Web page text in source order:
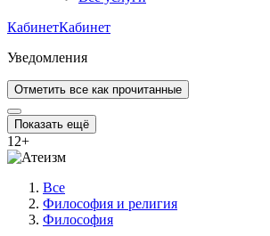
КабинетКабинет
Уведомления
Отметить все как прочитанные
Показать ещё
12+
Все
Философия и религия
Философия